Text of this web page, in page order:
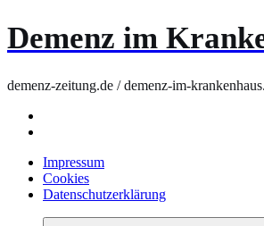
Demenz im
demenz-zeitung.de / demenz-im-
Impressum
Cookies
Datenschutzerklärung